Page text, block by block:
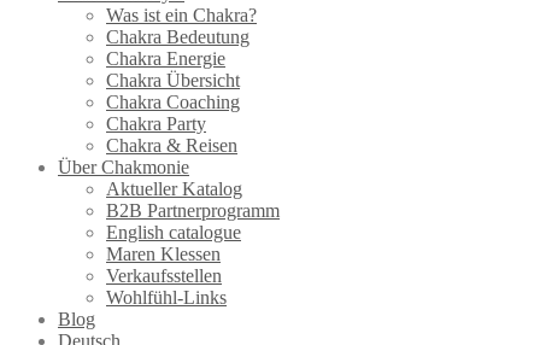
Was ist ein Chakra?
Chakra Bedeutung
Chakra Energie
Chakra Übersicht
Chakra Coaching
Chakra Party
Chakra & Reisen
Über Chakmonie
Aktueller Katalog
B2B Partnerprogramm
English catalogue
Maren Klessen
Verkaufsstellen
Wohlfühl-Links
Blog
Deutsch